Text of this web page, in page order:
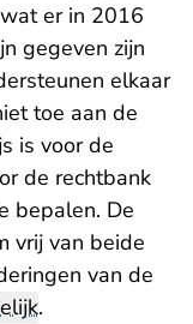
er in 2016
gegeven zijn
elkaar
toe aan de
is voor de
de rechtbank
bepalen. De
vrij van beide
van de
.